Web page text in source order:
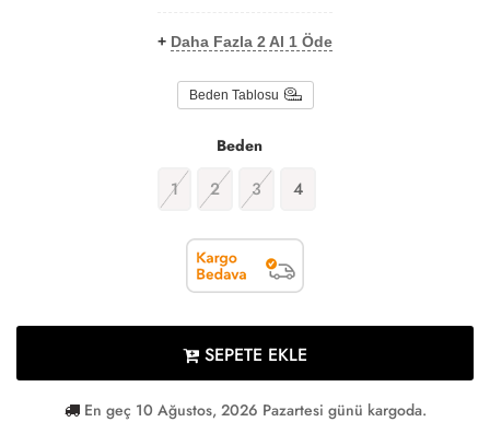
+ Daha Fazla 2 Al 1 Öde
Beden Tablosu
Beden
1 2 3 4
SEPETE EKLE
En geç 10 Ağustos, 2026 Pazartesi günü kargoda.